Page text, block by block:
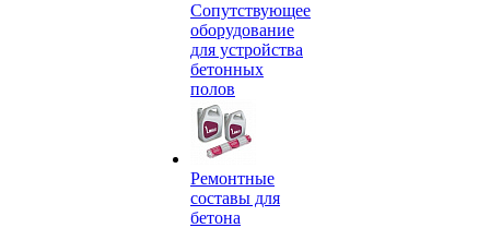
Сопутствующее
оборудование
для устройства
бетонных
полов
Ремонтные
составы для
бетона